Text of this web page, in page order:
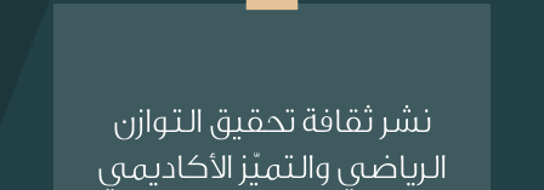
نشر ثقافة تحقيق التوازن
الرياضي والتميّز الأكاديمي